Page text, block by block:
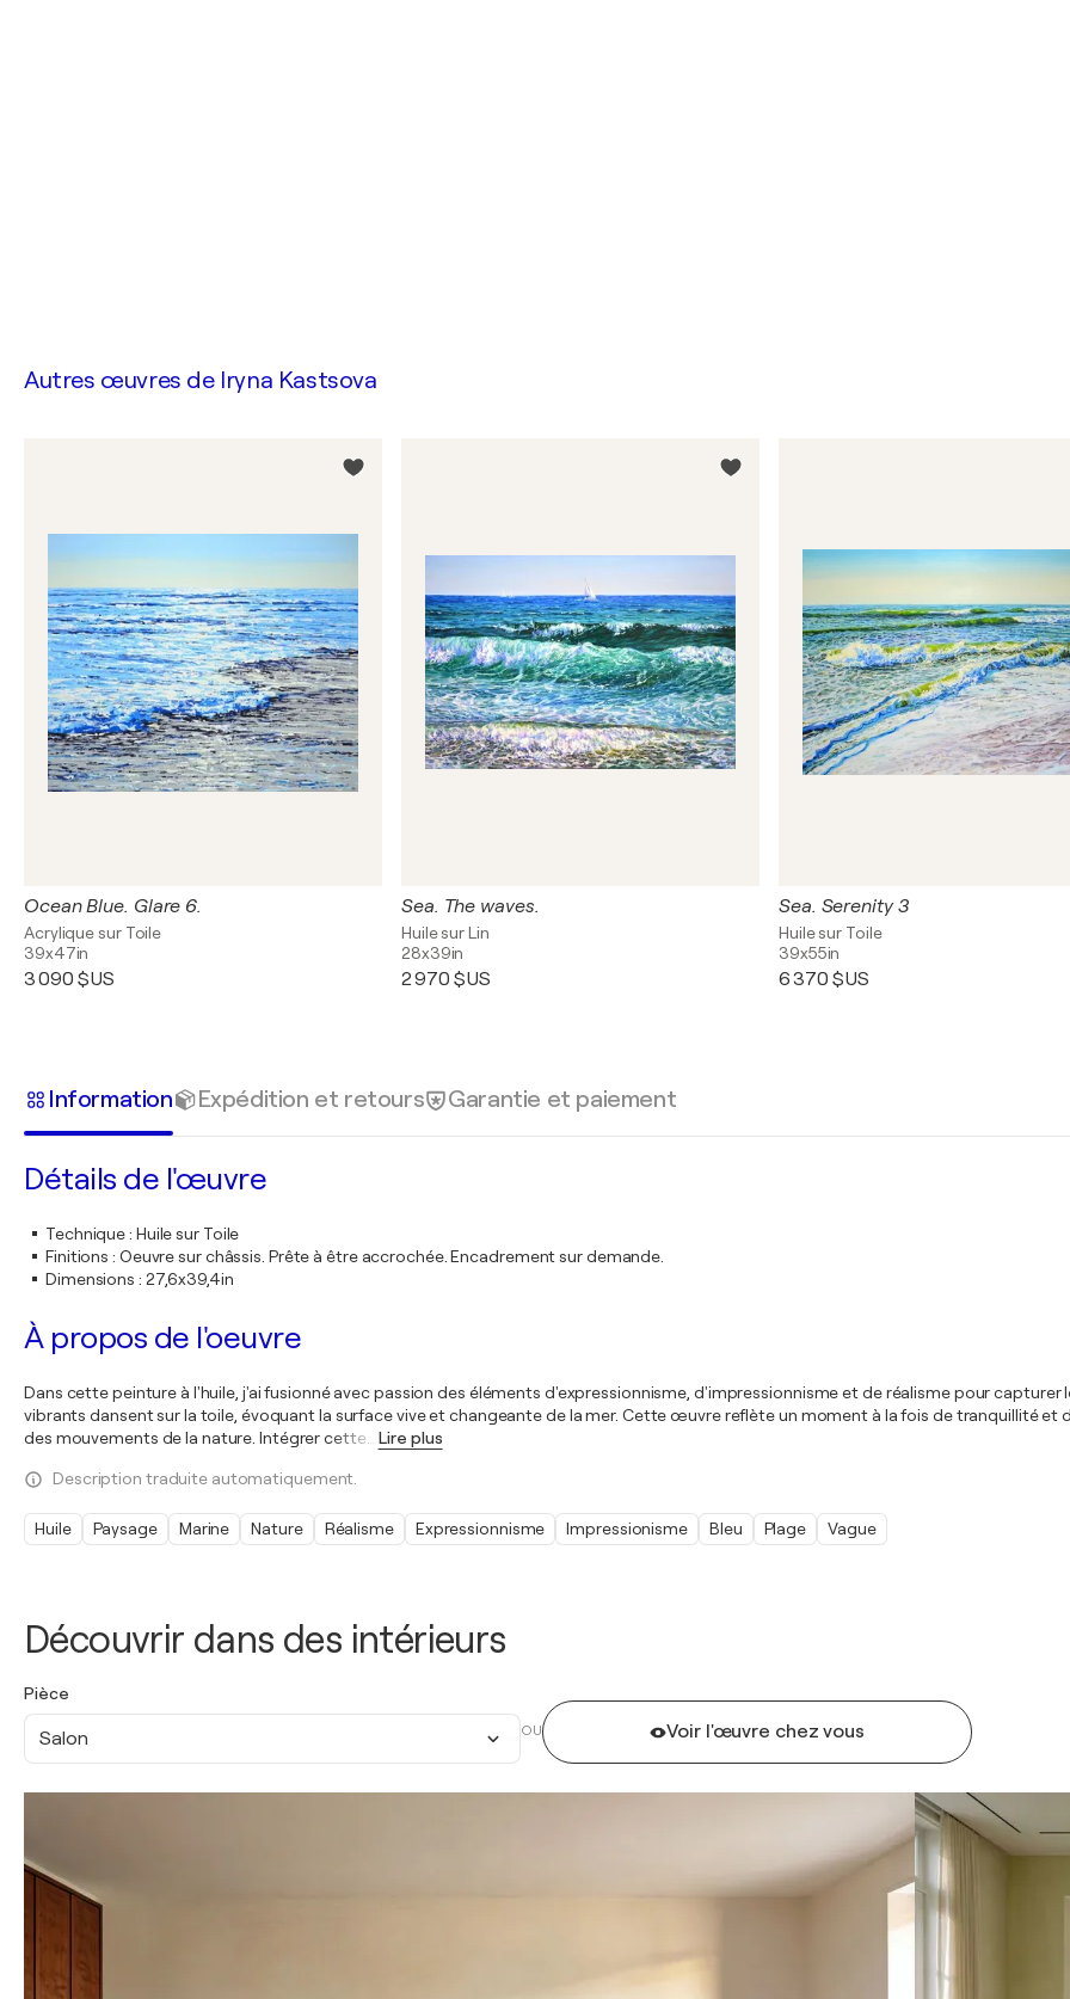
Découvrir dans des intérieurs
Pièce
Salon OU Voir l'œuvre chez vous
Autres œuvres de Iryna Kastsova
Ocean Blue. Glare 6.
Acrylique sur Toile
39x47in
3 090 $US
Sea. The waves.
Huile sur Lin
28x39in
2 970 $US
Sea. Serenity 3
Huile sur Toile
39x55in
6 370 $US
Information Expédition et retours Garantie et paiement
Détails de l'œuvre
Technique: Huile sur Toile
Finitions : Oeuvre sur châssis. Prête à être accrochée. Encadrement sur demande.
Dimensions : 27,6x39,4in
À propos de l'oeuvre
Dans cette peinture à l'huile, j'ai fusionné avec passion des éléments d'expressionnisme, d'impressionnisme et de réalisme pour capturer
vibrants dansent sur la toile, évoquant la surface vive et changeante de la mer. Cette œuvre reflète un moment à la fois de tranquillité
des mouvements de la nature. Intégrer cette
Lire plus
Description traduite automatiquement.
Huile Paysage Marine Nature Réalisme Expressionnisme Impressionisme Bleu Plage Vague